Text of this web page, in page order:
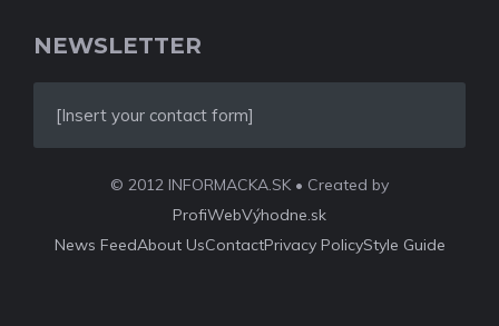
NEWSLETTER
[Insert your contact form]
© 2012 INFORMACKA.SK • Created by
ProfiWebVýhodne.sk
News FeedAbout UsContactPrivacy PolicyStyle Guide